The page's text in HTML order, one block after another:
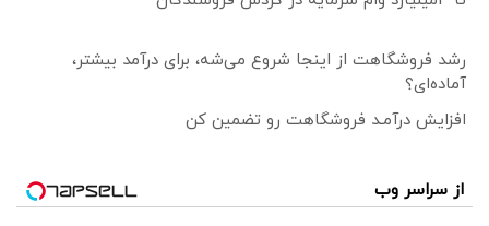
رشد فروشگاهت از اینجا شروع می‌شه، برای درآمد بیشتر،
آماده‌ای؟
افزایش درآمـد فروشگاهت رو تضمین کن
از سراسر وب